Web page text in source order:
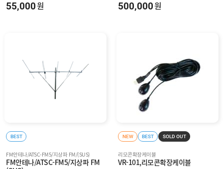
55,000원 500,000원
BEST
FM안테나/ATSC-FM5/지상파 FM/(SUS)
FM안테나/ATSC-FM5/지상파 FM
NEW BEST SOLD OUT
리모콘확장케이블
VR-101,리모콘확장케이블